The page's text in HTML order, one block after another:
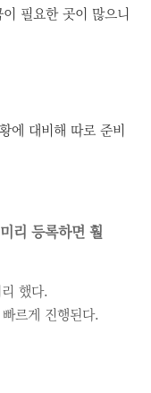
필요한 곳이 많으니
에 대비해 따로 준비
리 등록하면 훨
했다.
르게 진행된다.